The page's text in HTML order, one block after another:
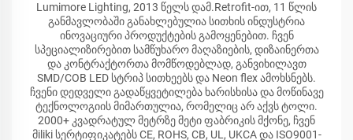
Lumimore Lighting, 2013 წელს დამ.Retrofit-ით, 11 წლის
განმავლობაში განახლებულია სითხის ინდუსტრია
ინოვაციური პროდუქტების გამოყენებით. ჩვენ
სპეციალიზირებით სამწუხარო მაღაზიების, დიზაინერთა
და კონტრაქტორთა მომწოდებლად, განვიხილავთ
SMD/COB LED სტრიპ სითხეებს და Neon flex ამოხსნებს.
ჩვენი დედველი გადაწყვეტილება ხარისხისა და მოწინავე
ტექნოლოგიის მიმართულია, რომელიც არ აქვს ტოლი.
2000+ კვადრატულ მეტრზე მეტი ფაბრიკის მქონე, ჩვენ
მiliki სერტიფიკატებს CE, ROHS, CB, UL, UKCA და ISO9001-